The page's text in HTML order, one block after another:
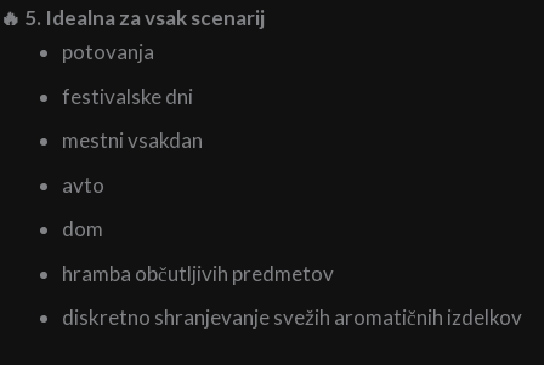
🔥 5. Idealna za vsak scenarij
potovanja
festivalske dni
mestni vsakdan
avto
dom
hramba občutljivih predmetov
diskretno shranjevanje svežih aromatičnih izdelkov